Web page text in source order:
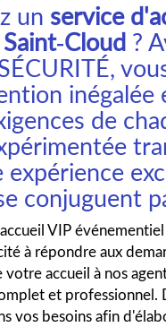
un service
Cloud ?
inégalée
de
conjuguent
VIP
à répondre aux
accueil à nos
et professionnel.
vos besoins afin